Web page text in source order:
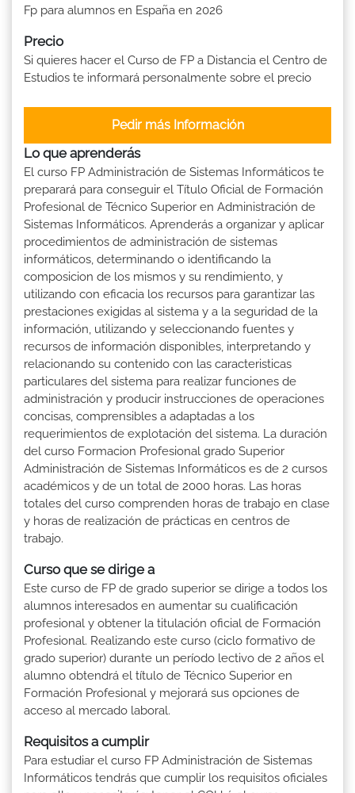
Fp para alumnos en España en 2026
Precio
Si quieres hacer el Curso de FP a Distancia el Centro de
Estudios te informará personalmente sobre el precio
Pedir más Información
Lo que aprenderás
El curso FP Administración de Sistemas Informáticos te
preparará para conseguir el Título Oficial de Formación
Profesional de Técnico Superior en Administración de
Sistemas Informáticos. Aprenderás a organizar y aplicar
procedimientos de administración de sistemas
informáticos, determinando o identificando la
composicion de los mismos y su rendimiento, y
utilizando con eficacia los recursos para garantizar las
prestaciones exigidas al sistema y a la seguridad de la
información, utilizando y seleccionando fuentes y
recursos de información disponibles, interpretando y
relacionando su contenido con las caracteristicas
particulares del sistema para realizar funciones de
administración y producir instrucciones de operaciones
concisas, comprensibles a adaptadas a los
requerimientos de explotación del sistema. La duración
del curso Formacion Profesional grado Superior
Administración de Sistemas Informáticos es de 2 cursos
académicos y de un total de 2000 horas. Las horas
totales del curso comprenden horas de trabajo en clase
y horas de realización de prácticas en centros de
trabajo.
Curso que se dirige a
Este curso de FP de grado superior se dirige a todos los
alumnos interesados en aumentar su cualificación
profesional y obtener la titulación oficial de Formación
Profesional. Realizando este curso (ciclo formativo de
grado superior) durante un período lectivo de 2 años el
alumno obtendrá el título de Técnico Superior en
Formación Profesional y mejorará sus opciones de
acceso al mercado laboral.
Requisitos a cumplir
Para estudiar el curso FP Administración de Sistemas
Informáticos tendrás que cumplir los requisitos oficiales